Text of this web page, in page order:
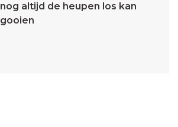
nog altijd de heupen los kan
gooien